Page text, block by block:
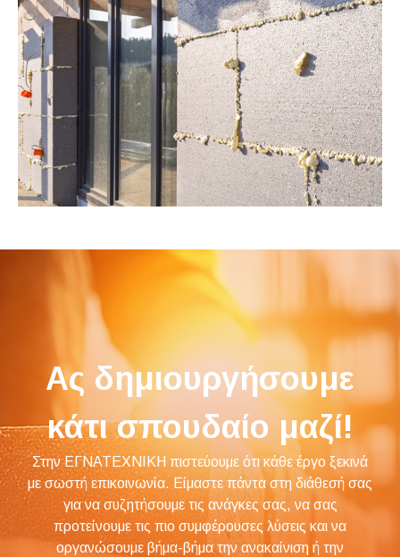
Ας δημιουργήσουμε
κάτι σπουδαίο μαζί!
Στην ΕΓΝΑΤΕΧΝΙΚΗ πιστεύουμε ότι κάθε έργο ξεκινά
με σωστή επικοινωνία. Είμαστε πάντα στη διάθεσή σας
για να συζητήσουμε τις ανάγκες σας, να σας
προτείνουμε τις πιο συμφέρουσες λύσεις και να
οργανώσουμε βήμα-βήμα την ανακαίνιση ή την